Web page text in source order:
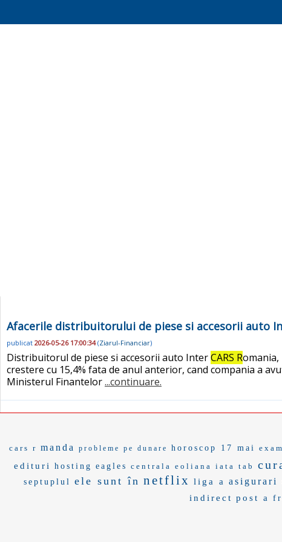
Afacerile distribuitorului de piese si accesorii auto
publicat 2026-05-26 17:00:34(Ziarul-Financiar)
Distribuitorul de piese si accesorii auto InterCARS Romania,
crestere cu 15,4% fata de anul anterior, cand compania a
Ministerul Finantelor...continuare.
cars r manda probleme pe dunare horoscop 17 mai
edituri hosting eagles centrala eoliana iata tab
septuplul
ele sunt în netflix liga a asigurari
indirect post a